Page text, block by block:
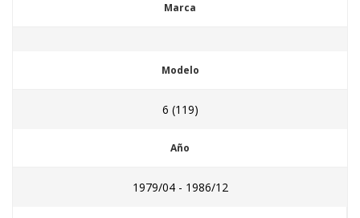
Marca
Modelo
6 (119)
Año
1979/04 - 1986/12